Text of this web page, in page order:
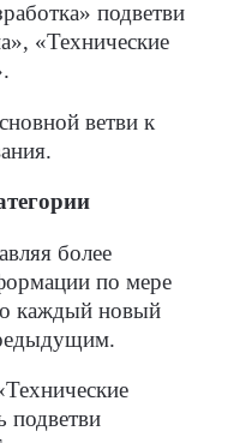
подветви
«Технические
ветви к
более
по мере
каждый новый
подветви